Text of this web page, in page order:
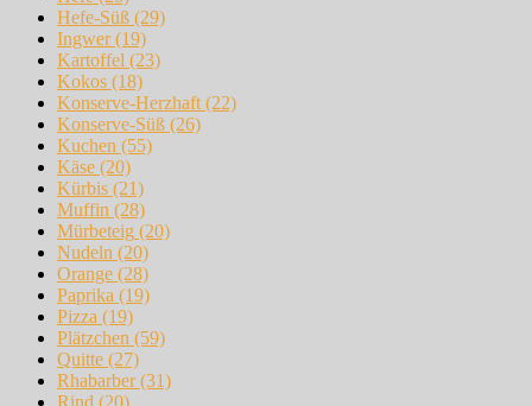
Hefe-Süß (29)
Ingwer(19)
Kartoffel (23)
Kokos (18)
Konserve-Herzhaft (22)
Konserve-Süß (26)
Kuchen (55)
Käse (20)
Kürbis (21)
Muffin (28)
Mürbeteig (20)
Nudeln (20)
Orange (28)
Paprika (19)
Pizza (19)
Plätzchen (59)
Quitte (27)
Rhabarber(31)